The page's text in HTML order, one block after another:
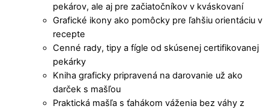
pekárov, ale aj pre začiatočníkov v kváskovaní
Grafické ikony ako pomôcky pre ľahšiu orientáciu v
recepte
Cenné rady, tipy a fígle od skúsenej certifikovanej
pekárky
Kniha graficky pripravená na darovanie už ako
darček s mašľou
Praktická mašľa s ťahákom váženia bez váhy z